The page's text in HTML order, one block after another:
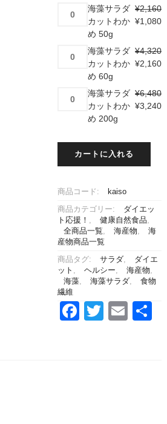
海藻サラダ
カットわか
め 50g
¥2,160
¥1,080
ト
か
60g
個
海藻サラダ
カットわか
め 60g
¥4,320
¥2,160
ダ
ッ
わ
か
め
200g
個
海藻サラダ
カットわか
め 200g
¥6,480
¥3,240
カートに入れる
商品コード: kaiso
商品カテゴリー:
ダイエッ
ト応援！ , 健康自然食品,
全商品一覧, 海産物,
海
産物商品一覧
商品タグ: サラダ,
ダイエ
ット , ヘルシー, 海産物,
海藻, 海藻サラダ,
食物
繊維
Facebook
Twitter